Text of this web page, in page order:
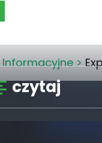
Informacyjne >
czytaj